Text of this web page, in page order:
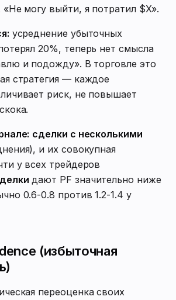
могу выйти, я потратил $X».
усреднение убыточных
20%, теперь нет смысла
и подожду». В торговле это
стратегия — каждое
риск, не повышает
сделки с несколькими
и их совокупная
у всех трейдеров
дают PF значительно ниже
0.6-0.8 против 1.2-1.4 у
(избыточная
переоценка своих